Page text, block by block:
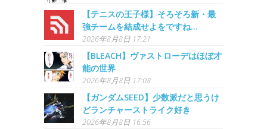
【テニスの王子様】そろそろ新・最
強チームを結成せよをですね…
2026年8月8日 17:21
【BLEACH】ヴァストローデはほぼ才
能の世界
2026年8月8日 17:08
【ガンダムSEED】少数派だと思うけ
どランチャーストライク好き
2026年8月8日 16:56